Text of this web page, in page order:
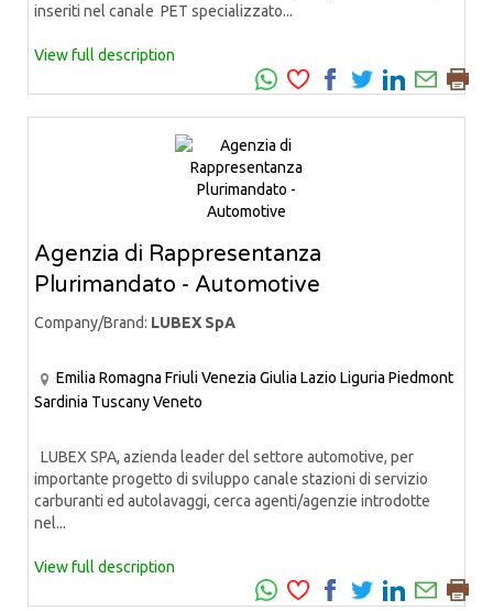
inseriti nel canale PET specializzato...
View full description
Agenzia di Rappresentanza
Plurimandato - Automotive
Company/Brand: LUBEX SpA
Emilia Romagna Friuli Venezia Giulia Lazio Liguria Piedmont
Sardinia TuscanyVeneto
LUBEX SPA, azienda leader del settore automotive, per
importante progetto di sviluppo canale stazioni di servizio
carburanti ed autolavaggi, cerca agenti/agenzie introdotte
nel...
View full description